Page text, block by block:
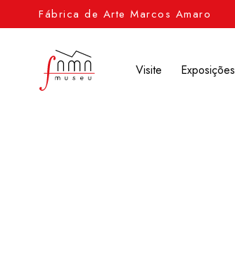
Fábrica de Arte Marcos Amaro
Visite Exposições